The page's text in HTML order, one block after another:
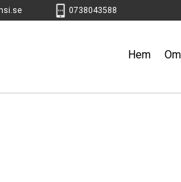
0738043588
Hem